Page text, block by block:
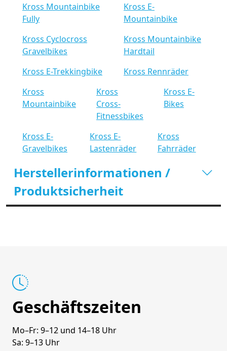
Kross Mountainbike
Fully
Kross E-
Mountainbike
Kross Cyclocross
Gravelbikes
Kross Mountainbike
Hardtail
Kross E-Trekkingbike
Kross Rennräder
Kross
Mountainbike
Kross
Cross-
Fitnessbikes
Kross E-
Bikes
Kross E-
Gravelbikes
Kross E-
Lastenräder
Kross
Fahrräder
Herstellerinformationen /
Produktsicherheit
Geschäftszeiten
Mo–Fr: 9–12 und 14–18 Uhr
Sa: 9–13 Uhr